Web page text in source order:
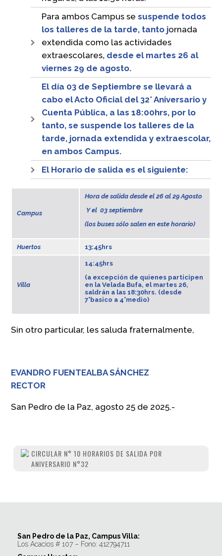
Para ambos Campus se suspende todos
los talleres de la tarde, tanto jornada
extendida como las actividades
extraescolares, desde el martes 26 al
viernes 29 de agosto.
El día 03 de Septiembre se llevará a
cabo el Acto Oficial del 32° Aniversario y
Cuenta Pública, a las 18:00hrs, por lo
tanto, se suspende los talleres de la
tarde, jornada extendida y extraescolar,
en ambos Campus.
El Horario de salida es el siguiente:
Campus
Hora de salida desde el 26 al 29 Agosto
Y el 03 septiembre
(los buses sólo salen en este horario)
Huertos 13:45hrs
Villa
14:45hrs
(a excepción de quienes participen
en la Velada Bufa, el martes 26,
saldrán a las 18:30hrs. (desde
7°basico a 4°medio)
Sin otro particular, les saluda fraternalmente,
EVANDRO FUENTEALBA SÁNCHEZ
RECTOR
San Pedro de la Paz, agosto 25 de 2025.-
CIRCULAR N° 10 HORARIOS DE SALIDA POR
ANIVERSARIO N°32
San Pedro de la Paz, Campus Villa:
Los Acacios # 107 – Fono: 412794711